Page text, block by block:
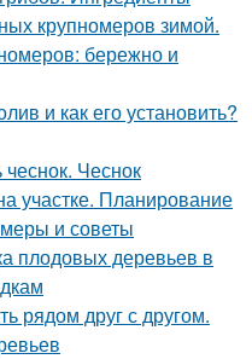
крупномеров зимой.
бережно и
и как его установить?
чеснок. Чеснок
участке. Планирование
и советы
плодовых деревьев в
рядом друг с другом.